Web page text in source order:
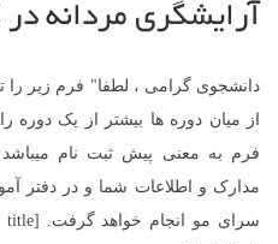
آرایشگری مردانه
دانشجوی گرامی ، لطفا" فرم زیر را
از میان دوره ها بیشتر از یک دوره
فرم به معنی پیش ثبت نام
مدارک و اطلاعات شما و در دفتر